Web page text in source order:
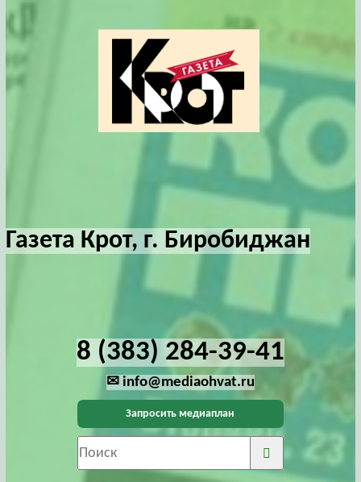
Газета Крот, г. Биробиджан
8 (383) 284-39-41
✉ info@mediaohvat.ru
Запросить медиаплан